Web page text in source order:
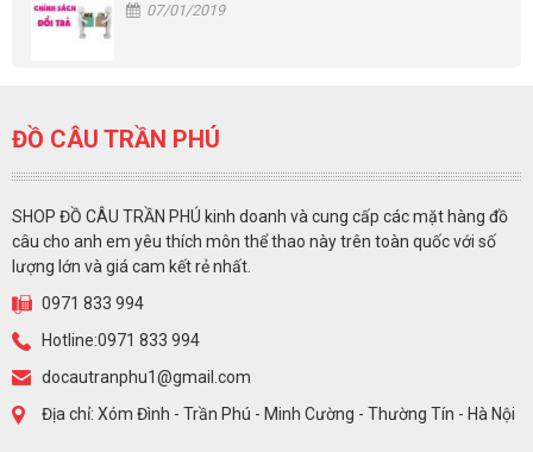
07/01/2019
ĐỒ CÂU TRẦN PHÚ
SHOP ĐỒ CÂU TRẦN PHÚ kinh doanh và cung cấp các mặt hàng đồ
câu cho anh em yêu thích môn thể thao này trên toàn quốc với số
lượng lớn và giá cam kết rẻ nhất.
0971 833 994
Hotline:0971 833 994
docautranphu1@gmail.com
Địa chỉ: Xóm Đình - Trần Phú - Minh Cường - Thường Tín - Hà Nội